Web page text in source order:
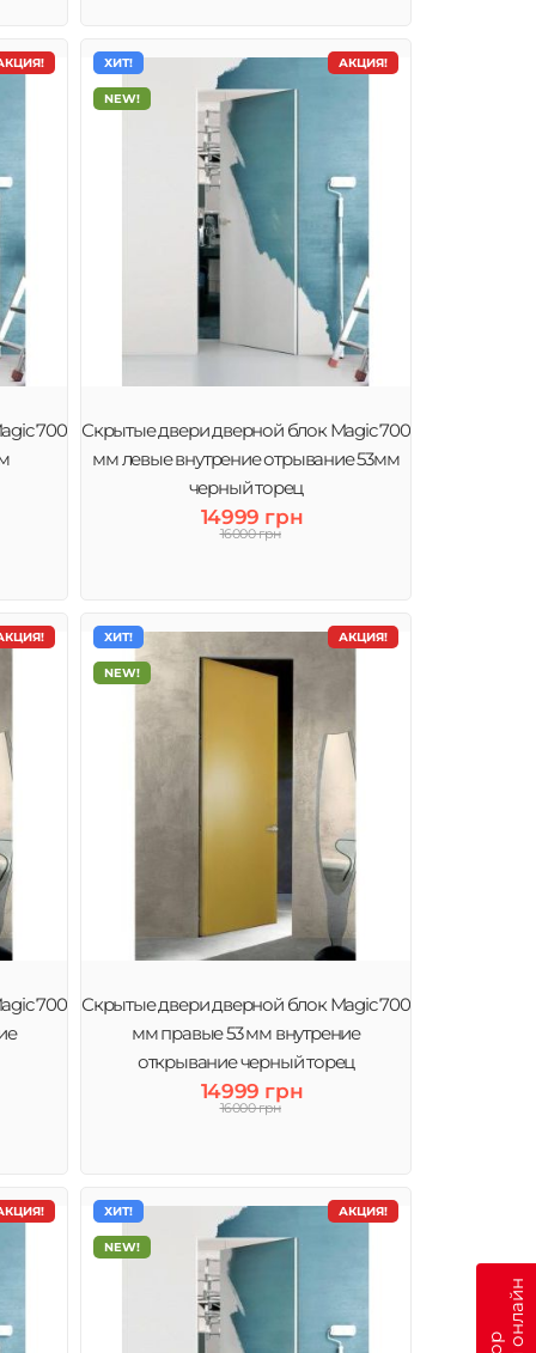
700
АКЦИЯ!
ХИТ!
NEW!
Скрытые двери дверной блок Magic 700
мм левые внутрение отрывание 53мм
черный торец
14999 грн
16000 грн
700
АКЦИЯ!
ХИТ!
NEW!
Скрытые двери дверной блок Magic 700
мм правые 53 мм внутрение
открывание черный торец
14999 грн
16000 грн
АКЦИЯ!
ХИТ!
NEW!